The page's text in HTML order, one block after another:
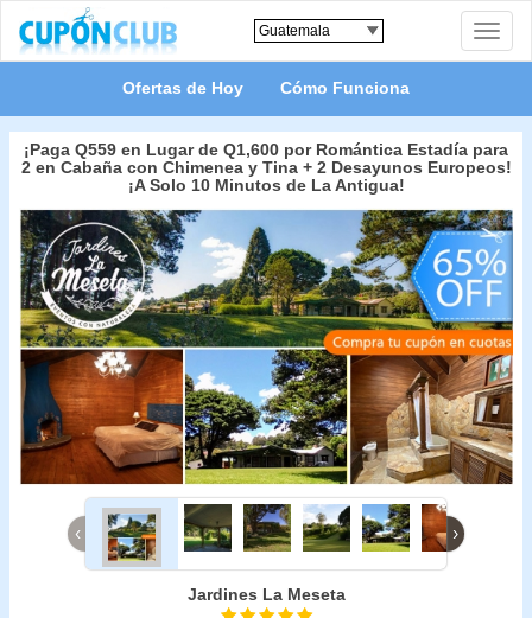
Toggle
Ofertas de Hoy Cómo Funciona
¡Paga Q559 en Lugar de Q1,600 por Romántica Estadía para
2 en Cabaña con Chimenea y Tina + 2 Desayunos Europeos!
¡A Solo 10 Minutos de La Antigua!
‹ ›
Jardines La Meseta